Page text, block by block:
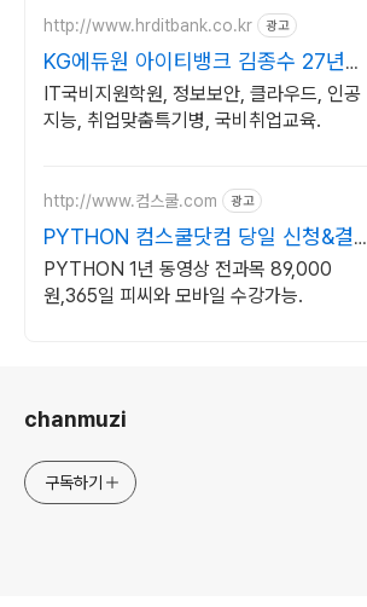
http://www.hrditbank.co.kr 광고
KG에듀원 아이티뱅크 김종수 27년경
력전문가 IT취업상담
IT국비지원학원, 정보보안, 클라우드, 인공
지능, 취업맞춤특기병, 국비취업교육.
http://www.컴스쿨.com 광고
PYTHON 컴스쿨닷컴 당일 신청&결제
시 기프티콘!
PYTHON 1년 동영상 전과목 89,000
원,365일 피씨와 모바일 수강가능.
chanmuzi
구독하기